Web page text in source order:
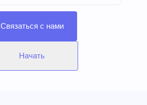
Связаться с нами
Начать